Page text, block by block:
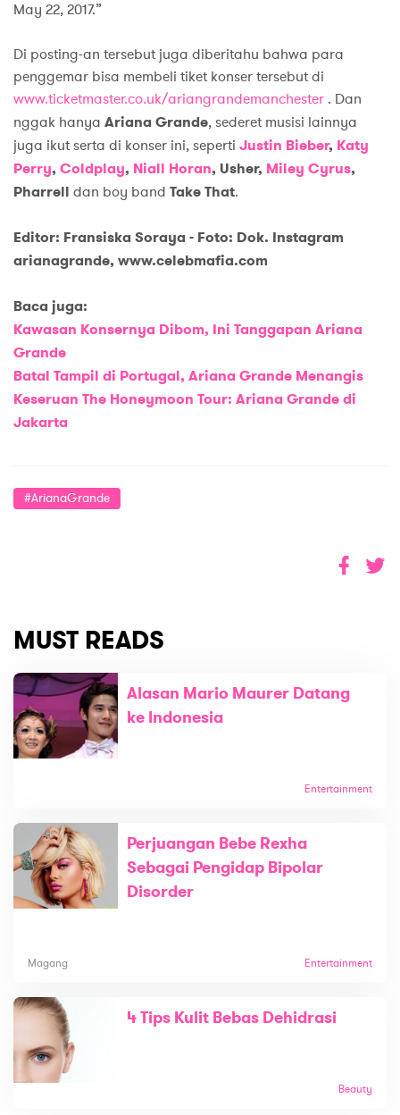
May 22, 2017.”
Di posting-an tersebut juga diberitahu bahwa para
penggemar bisa membeli tiket konser tersebut di
www.ticketmaster.co.uk/ariangrandemanchester . Dan
nggak hanya Ariana Grande, sederet musisi lainnya
juga ikut serta di konser ini, seperti Justin Bieber, Katy
Perry, Coldplay, Niall Horan, Usher, Miley Cyrus,
Pharrell dan boy band Take That.
Editor: Fransiska Soraya - Foto: Dok. Instagram
arianagrande, www.celebmafia.com
Baca juga:
Kawasan Konsernya Dibom, Ini Tanggapan Ariana
Grande
Batal Tampil di Portugal, Ariana Grande Menangis
Keseruan The Honeymoon Tour: Ariana Grande di
Jakarta
#ArianaGrande
MUST READS
Alasan Mario Maurer Datang
ke Indonesia
Entertainment
Perjuangan Bebe Rexha
Sebagai Pengidap Bipolar
Disorder
Magang Entertainment
4 Tips Kulit Bebas Dehidrasi
Beauty